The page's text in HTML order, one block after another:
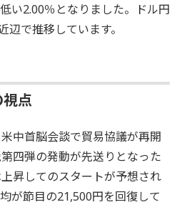
い2.00％となりました。ドル円
で推移しています。
点
中首脳会談で貿易協議が再開
四弾の発動が先送りとなった
昇してのスタートが予想され
が節目の21,500円を回復して